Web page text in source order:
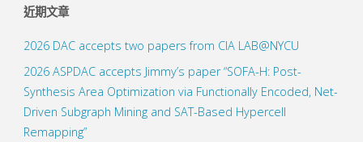
近期文章
2026 DAC accepts two papers from CIA LAB@NYCU
2026 ASPDAC accepts Jimmy’s paper “SOFA-H: Post-
Synthesis Area Optimization via Functionally Encoded, Net-
Driven Subgraph Mining and SAT-Based Hypercell
Remapping”